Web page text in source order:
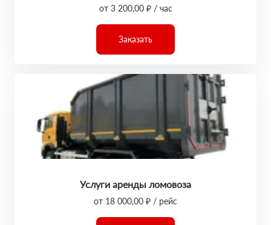
от 3 200,00 ₽ / час
Заказать
Услуги аренды ломовоза
от 18 000,00 ₽ / рейс